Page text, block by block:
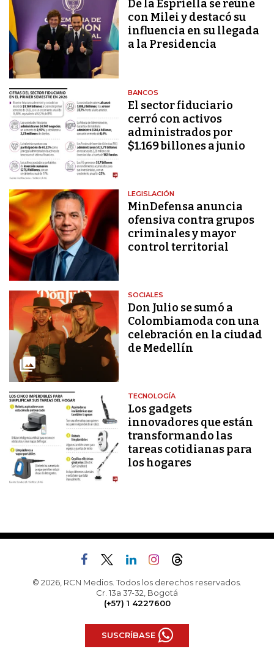
De la Espriella se reúne
con Milei y destacó su
influencia en su llegada
a la Presidencia
BANCOS
El sector fiduciario
cerró con activos
administrados por
$1.169 billones a junio
LEGISLACIÓN
MinDefensa anuncia
ofensiva contra grupos
criminales y mayor
control territorial
SOCIALES
Don Julio se sumó a
Colombiamoda con una
celebración en la ciudad
de Medellín
TECNOLOGÍA
Los gadgets
innovadores que están
transformando las
tareas cotidianas para
los hogares
© 2026, RCN Medios. Todos los derechos reservados.
Cr. 13a 37-32, Bogotá
(+57) 1 4227600
SUSCRÍBASE